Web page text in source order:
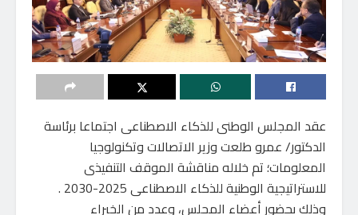
عقد المجلس الوطنى للذكاء الاصطناعى اجتماعا برئاسة
الدكتور/ عمرو طلعت وزير الاتصالات وتكنولوجيا
المعلومات؛ تم خلاله مناقشة الموقف التنفيذى
للاستراتيجية الوطنية للذكاء الاصطناعى 2025-2030 .
وذلك بحضور أعضاء المجلس، وعدد من الخبراء